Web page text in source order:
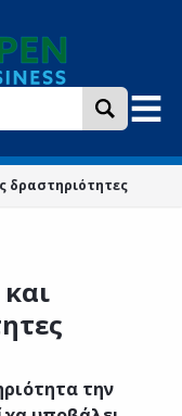
δραστηριότητες
την